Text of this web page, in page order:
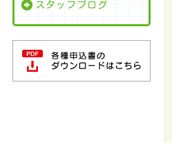
スタッフブログ